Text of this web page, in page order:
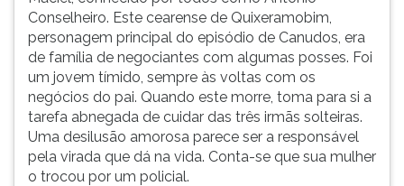
Conselheiro. Este cearense de Quixeramobim,
personagem principal do episódio de Canudos, era
de família de negociantes com algumas posses. Foi
um jovem tímido, sempre às voltas com os
negócios do pai. Quando este morre, toma para si a
tarefa abnegada de cuidar das três irmãs solteiras.
Uma desilusão amorosa parece ser a responsável
pela virada que dá na vida. Conta-se que sua mulher
o trocou por um policial.